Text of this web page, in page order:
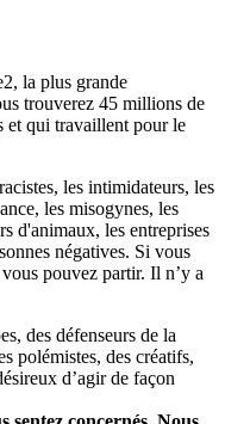
la plus grande
trouverez 45 millions de
et qui travaillent pour le
les intimidateurs, les
les misogynes, les
d'animaux, les entreprises
négatives. Si vous
pouvez partir. Il n’y a
des défenseurs de la
polémistes, des créatifs,
d’agir de façon